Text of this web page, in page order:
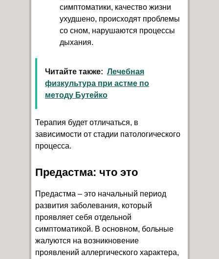
симптоматики, качество жизни
ухудшено, происходят проблемы
со сном, нарушаются процессы
дыхания.
Читайте также: Лечебная
физкультура при астме по
методу Бутейко
Терапия будет отличаться, в
зависимости от стадии патологического
процесса.
Предастма: что это
Предастма – это начальный период
развития заболевания, который
проявляет себя отдельной
симптоматикой. В основном, больные
жалуются на возникновение
проявлений аллергического характера,